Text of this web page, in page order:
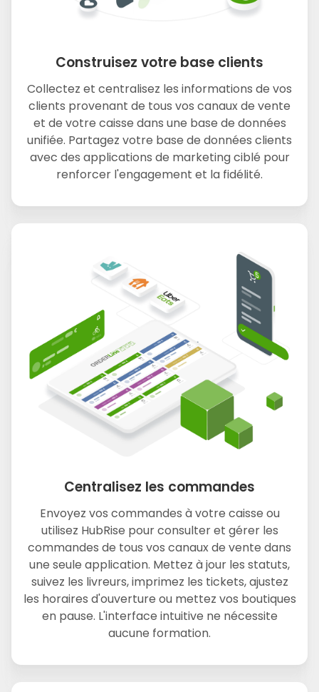
Construisez votre base clients
Collectez et centralisez les informations de vos
clients provenant de tous vos canaux de vente
et de votre caisse dans une base de données
unifiée. Partagez votre base de données clients
avec des applications de marketing ciblé pour
renforcer l'engagement et la fidélité.
Centralisez les commandes
Envoyez vos commandes à votre caisse ou
utilisez HubRise pour consulter et gérer les
commandes de tous vos canaux de vente dans
une seule application. Mettez à jour les statuts,
suivez les livreurs, imprimez les tickets, ajustez
les horaires d'ouverture ou mettez vos boutiques
en pause. L'interface intuitive ne nécessite
aucune formation.